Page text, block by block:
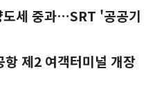
도세 중과…SRT '공공기
항 제2 여객터미널 개장